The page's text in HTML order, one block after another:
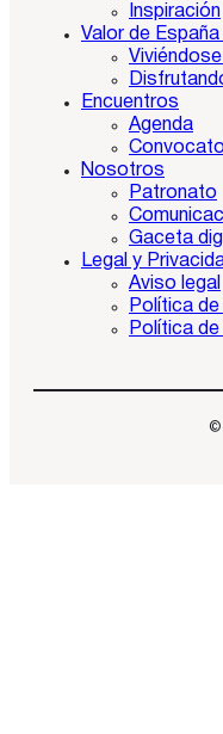
Inspiración
Valor de
Encuentros
Agenda
Nosotros
Patronato
Gaceta
Legal y
Aviso legal
Política de
Política
©